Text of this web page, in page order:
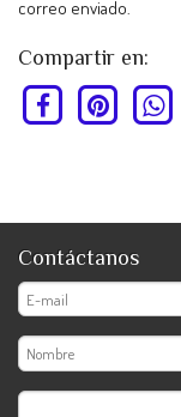
correo enviado.
Compartir en:
Contáctanos